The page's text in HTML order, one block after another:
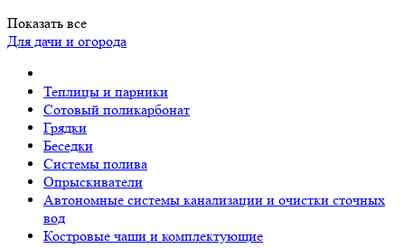
Показать все
Для дачи и огорода
Теплицы и парники
Сотовый поликарбонат
Грядки
Беседки
Системы полива
Опрыскиватели
Автономные системы канализации и очистки сточных
вод
Костровые чаши и комплектующие